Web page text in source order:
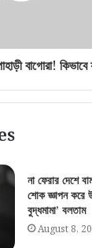
বাগোরা!
না ফেরার দেশে
শোক জ্ঞাপন করে
বুদ্ধমামা’ বলতাম
August 8,